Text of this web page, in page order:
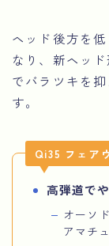
ヘッド後方を
なり、新ヘッ
でバラツキを
す。
Qi35 フェア
高弾道で
オーソ
アマチ